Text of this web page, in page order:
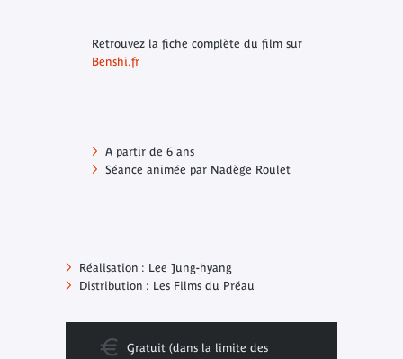
Retrouvez la fiche complète du film sur
Benshi.fr
A partir de 6 ans
Séance animée par Nadège Roulet
Réalisation : Lee Jung-hyang
Distribution : Les Films du Préau
Gratuit (dans la limite des